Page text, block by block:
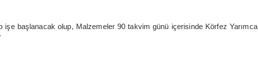
işe başlanacak olup, Malzemeler 90 takvim günü içerisinde Körfez Yarımca